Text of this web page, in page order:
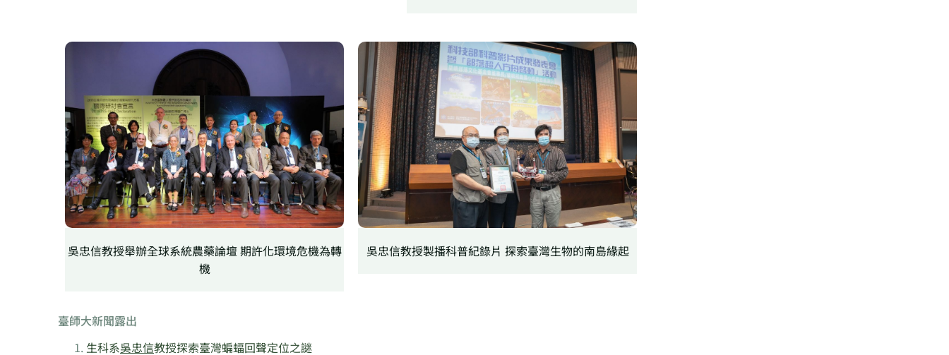
吳忠信教授舉辦全球系統農藥論壇 期許化環境危機為轉
機
吳忠信教授製播科普紀錄片 探索臺灣生物的南島緣起
臺師大新聞露出
生科系吳忠信教授探索臺灣蝙蝠回聲定位之謎